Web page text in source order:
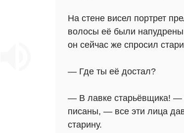
На стене висел портрет
волосы её были
он сейчас же спросил
— Где ты её достал?
— В лавке старьёвщика! —
писаны, — все эти лица
старину.